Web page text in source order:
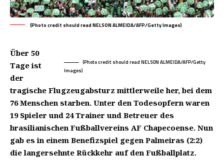
(Photo credit should read NELSON ALMEIDA/AFP/Getty Images)
(Photo credit should read NELSON ALMEIDA/AFP/Getty
Images)
Über 50
Tage ist
der
tragische Flugzeugabsturz mittlerweile her, bei dem
76 Menschen starben. Unter den Todesopfern waren
19 Spieler und 24 Trainer und Betreuer des
brasilianischen Fußballvereins AF Chapecoense. Nun
gab es in einem Benefizspiel gegen Palmeiras (2:2)
die langersehnte Rückkehr auf den Fußballplatz.